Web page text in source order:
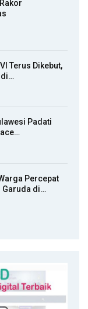
Terus Dikebut,
di…
Padati
Percepat
Garuda di…